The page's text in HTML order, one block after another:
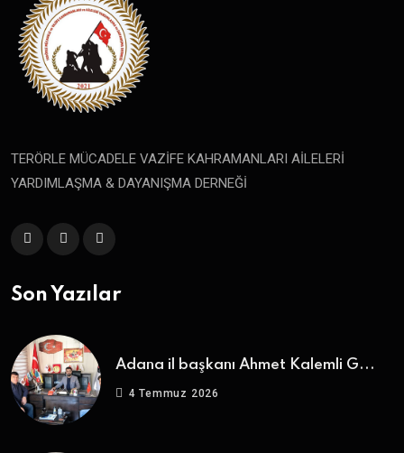
TERÖRLE MÜCADELE VAZİFE KAHRAMANLARI AİLELERİ
YARDIMLAŞMA & DAYANIŞMA DERNEĞİ
Son Yazılar
Adana il başkanı Ahmet Kalemli G...
4 Temmuz 2026